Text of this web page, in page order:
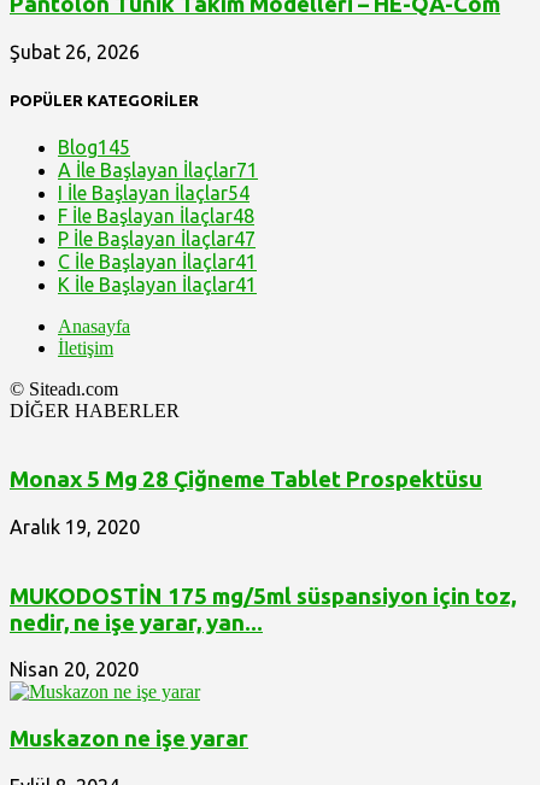
Şubat 26, 2026
POPÜLER KATEGORİLER
Blog145
A İle Başlayan İlaçlar71
I İle Başlayan İlaçlar54
F İle Başlayan İlaçlar48
P İle Başlayan İlaçlar47
C İle Başlayan İlaçlar41
K İle Başlayan İlaçlar41
Anasayfa
İletişim
© Siteadı.com
DİĞER HABERLER
Monax 5 Mg 28 Çiğneme Tablet Prospektüsu
Aralık 19, 2020
MUKODOSTİN 175 mg/5ml süspansiyon için toz,
nedir, ne işe yarar, yan...
Nisan 20, 2020
Muskazon ne işe yarar